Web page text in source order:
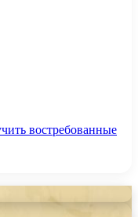
востребованные